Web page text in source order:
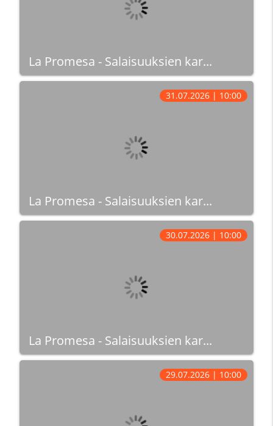
La Promesa - Salaisuuksien kar...
La Promesa - Salaisuuksien kar...
31.07.2026 | 10:00
La Promesa - Salaisuuksien kar...
30.07.2026 | 10:00
29.07.2026 | 10:00